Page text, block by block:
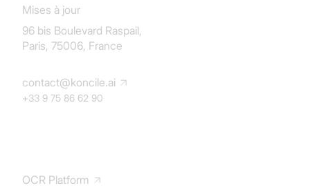
OCR Platform
Mises à jour
96 bis Boulevard Raspail,
Paris, 75006, France
contact@koncile.ai
+33 9 75 86 62 90